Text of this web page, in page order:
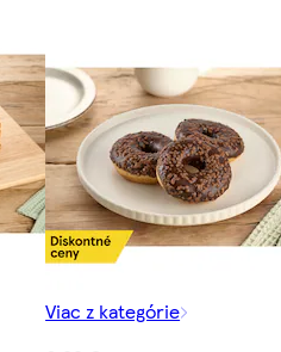
Viac z kategórie